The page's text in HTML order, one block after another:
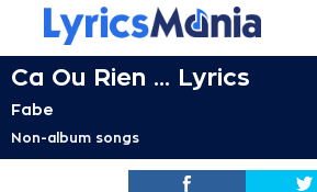
Ca Ou Rien ... Lyrics
Fabe
Non-album songs